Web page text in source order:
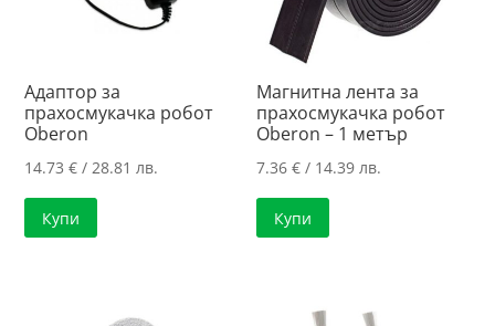
Адаптор за
прахосмукачка робот
Oberon
14.73€ / 28.81 лв.
Купи
Магнитна лента за
прахосмукачка робот
Oberon – 1 метър
7.36€ / 14.39 лв.
Купи